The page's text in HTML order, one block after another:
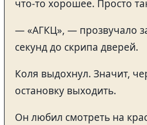
что-то хорошее. Просто
— «АГКЦ», — прозвучало
секунд до скрипа дверей.
Коля выдохнул. Значит,
остановку выходить.
Он любил смотреть на